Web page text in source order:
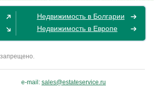
Недвижимость в Болгарии
Недвижимость в Европе
e-mail: sales@estateservice.ru